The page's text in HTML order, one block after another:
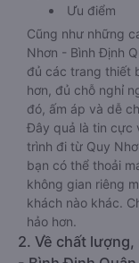
Ưu điểm
Cũng như những
Nhơn - Bình Định
đủ các trang thiết
hơn, đủ chỗ nghỉ
đó, ấm áp và dễ
Đây quả là tin cực
trình đi từ Quy
bạn có thể thoải
không gian riêng
khách nào khác.
hảo hơn.
2. Về chất